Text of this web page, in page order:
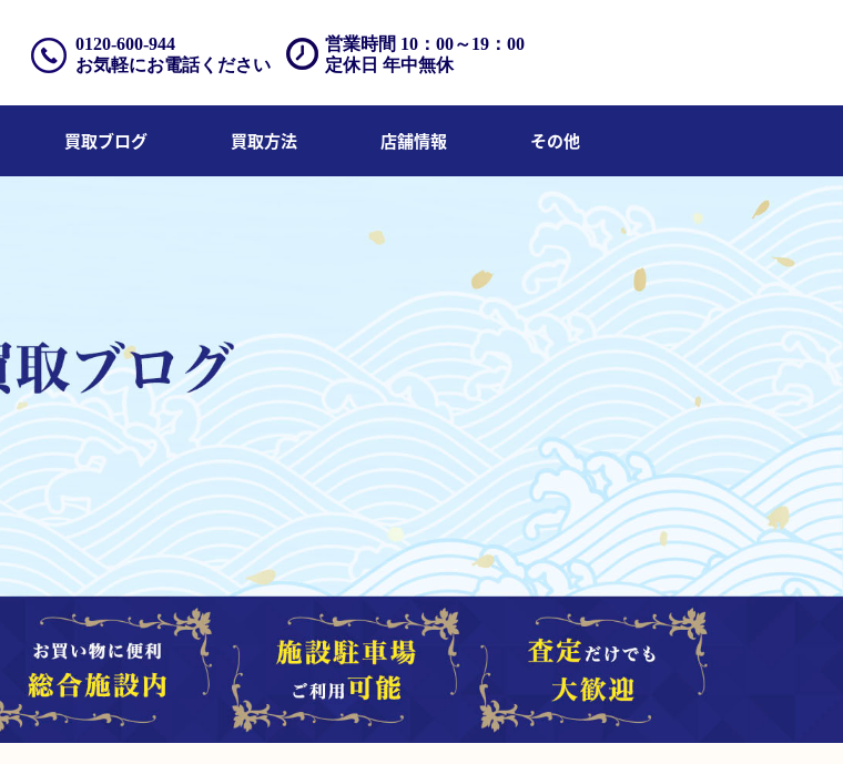
営業時間 10：00～19：00
定休日 年中無休
0120-600-944
お気軽にお電話ください
買取ブログ 買取方法 店舗情報 その他